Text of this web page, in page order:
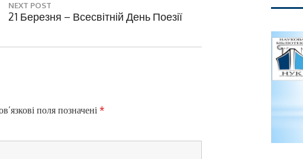
NEXT POST
N
T
21 Березня – Всесвітній День Поезії
поля позначені *